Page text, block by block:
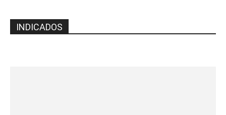
INDICADOS